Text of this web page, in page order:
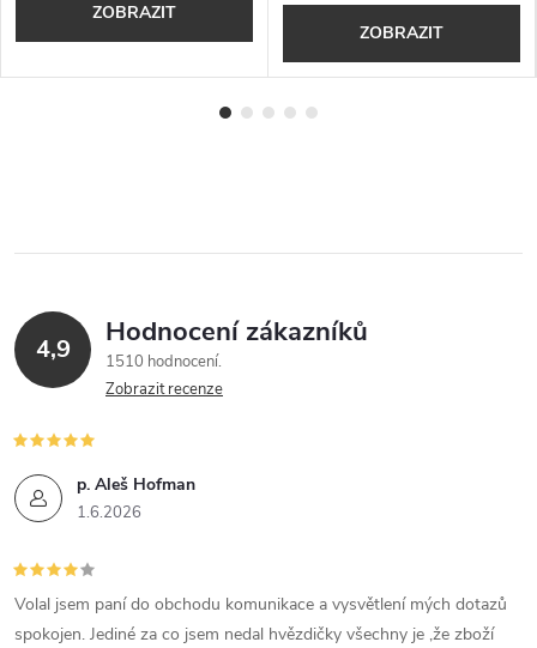
ZOBRAZIT
ZOBRAZIT
4,9 Hodnocení zákazníků
1510 hodnocení
Zobrazit recenze
p. Aleš Hofman
1.6.2026
Volal jsem paní do obchodu komunikace a vysvětlení mých dotazů
spokojen. Jediné za co jsem nedal hvězdičky všechny je ,že zboží